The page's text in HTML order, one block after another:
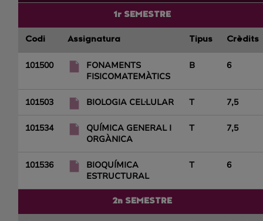
1r SEMESTRE
Codi Assignatura Tipus Crèdits
101500
FONAMENTS
FISICOMATEMÀTICS
B 6
101503 BIOLOGIA CEL·LULAR T 7,5
101534
QUÍMICA GENERAL I
ORGÀNICA
T 7,5
101536
BIOQUÍMICA
ESTRUCTURAL
T 6
2n SEMESTRE